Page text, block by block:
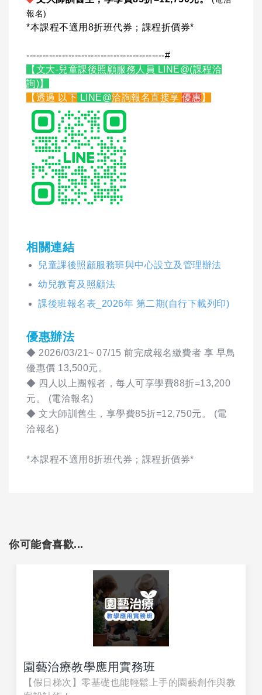
報名)
*本課程不適用8折班代券；課程折價券*
-------------------------------------------#
【文大-兒童課後照顧服務人員 LINE@(課程洽
詢)】
【透過 以下 LINE@洽詢報名直接享 優惠】
相關連結
兒童課後照顧服務班與中心設立及管理辦法
幼兒教育及照顧法
課後班報名表_2026年 第二期(自行下載列印)
優惠辦法
◆ 2026/03/21~ 07/15 前完成報名繳費者 享 早鳥
優惠價 13,500元。
◆ 四人以上團報者，每人可享學費88折=13,200
元。 (電洽報名)
◆ 文大師訓舊生，享學費85折=12,750元。 (電
洽報名)
*本課程不適用8折班代券；課程折價券*
你可能會喜歡...
園藝治療教學應用實務班
【假日梯次】零基礎也能輕鬆上手的園藝創作與教